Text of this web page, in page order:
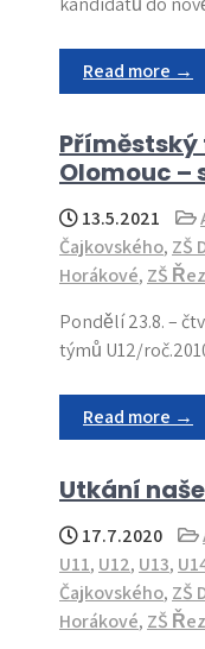
Read more →
Příměstský
Olomouc –
13.5.2021
Čajkovského, ZŠ
Horákové, ZŠ
Pondělí 23.8. –
týmů U12/
Read more →
Utkání
17.7.2020
U11, U12, U13,
Čajkovského, ZŠ
Horákové, ZŠ